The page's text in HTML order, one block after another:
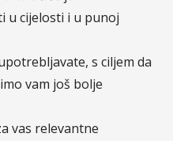
svoje podružnice
Hrvatska.
Sava čini nas
grupacija u JI
u cijelosti i u punoj
s ciljem da
vam još bolje
vas relevantne